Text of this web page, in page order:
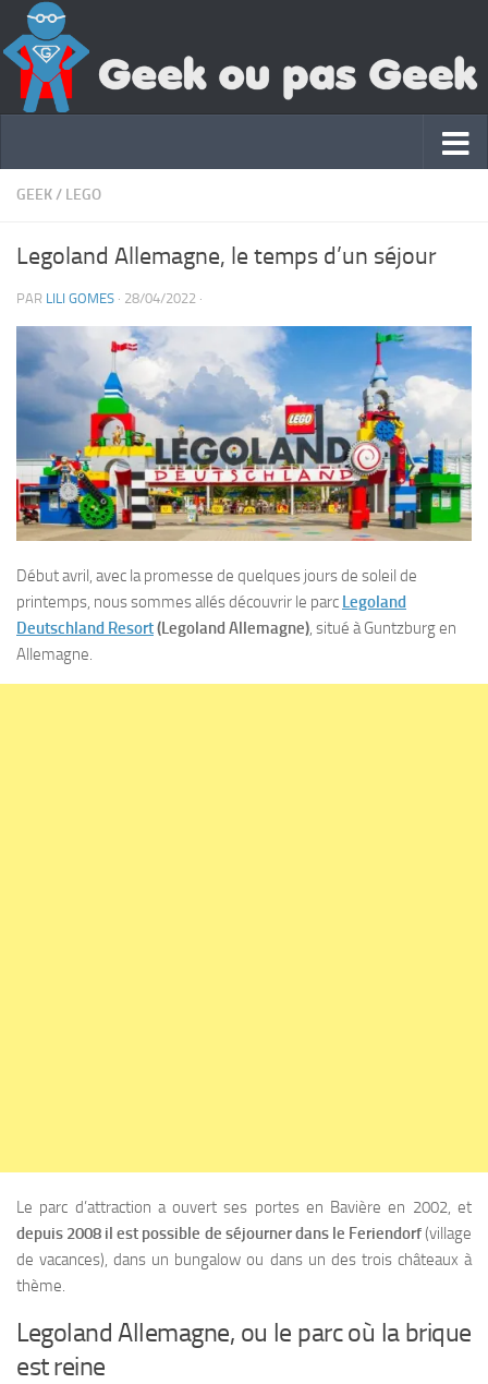
GEEK/ LEGO
Legoland Allemagne, le temps d’un séjour
PAR LILI GOMES · 28/04/2022 ·
Début avril, avec la promesse de quelques jours de soleil de
printemps, nous sommes allés découvrir le parc Legoland
Deutschland Resort(Legoland Allemagne), situé à Guntzburg en
Allemagne.
Le parc d’attraction a ouvert ses portes en Bavière en 2002, et
depuis 2008 il est possible de séjourner dans le Feriendorf(village
de vacances), dans un bungalow ou dans un des trois châteaux à
thème.
Legoland Allemagne, ou le parc où la brique
est reine